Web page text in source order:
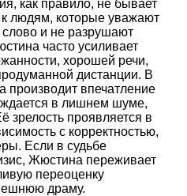
как правило, не бывает
людям, которые уважают
и не разрушают
часто усиливает
хорошей речи,
дистанции. В
производит впечатление
в лишнем шуме,
зрелость проявляется в
с корректностью,
Если в судьбе
Жюстина переживает
переоценку
драму.